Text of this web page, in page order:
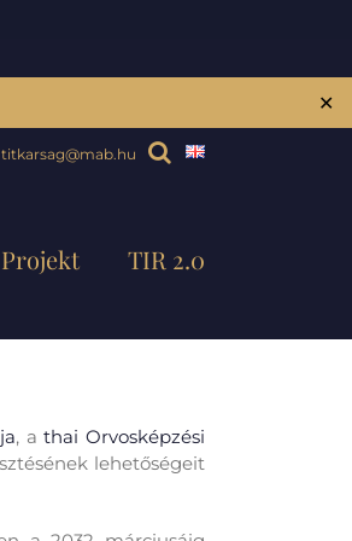
✕
titkarsag@mab.hu
Projekt TIR 2.0
, athai Orvosképzési
lehetőségeit